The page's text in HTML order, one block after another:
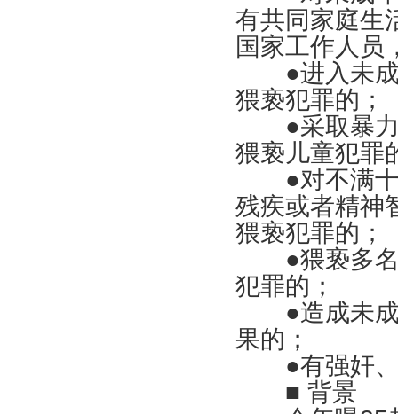
有共同家庭生
国家工作人员
●进入未成
猥亵犯罪的；
●采取暴力
猥亵儿童犯罪
●对不满十
残疾或者精神
猥亵犯罪的；
●猥亵多名
犯罪的；
●造成未成
果的；
●有强奸、
■ 背景